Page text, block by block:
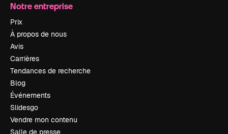
Notre entreprise
Prix
À propos de nous
Avis
Carrières
Tendances de recherche
Blog
Événements
Slidesgo
Vendre mon contenu
Salle de presse